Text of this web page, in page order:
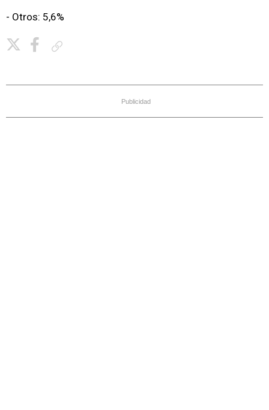
- Otros: 5,6%
Publicidad